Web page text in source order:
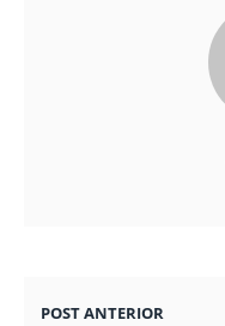
POST ANTERIOR